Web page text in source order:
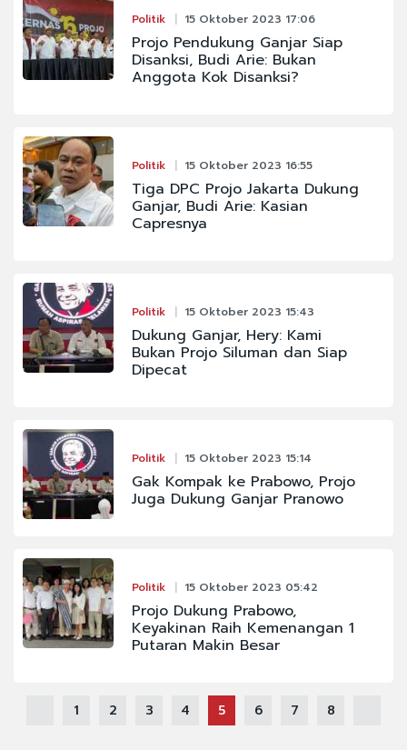
Politik 15 Oktober 2023 17:06
Projo Pendukung Ganjar Siap
Disanksi, Budi Arie: Bukan
Anggota Kok Disanksi?
Politik 15 Oktober 2023 16:55
Tiga DPC Projo Jakarta Dukung
Ganjar, Budi Arie: Kasian
Capresnya
Politik 15 Oktober 2023 15:43
Dukung Ganjar, Hery: Kami
Bukan Projo Siluman dan Siap
Dipecat
Politik 15 Oktober 2023 15:14
Gak Kompak ke Prabowo, Projo
Juga Dukung Ganjar Pranowo
Politik 15 Oktober 2023 05:42
Projo Dukung Prabowo,
Keyakinan Raih Kemenangan 1
Putaran Makin Besar
1 2 3 4 5 6 7 8